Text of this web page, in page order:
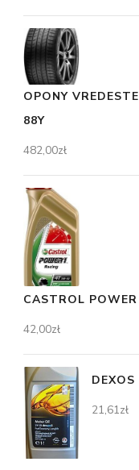
OPONY
88Y
482,00zł
CASTROL
42,00zł
21,61zł